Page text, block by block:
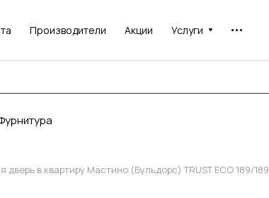
Производители Акции Услуги
дверь в квартиру Мастино (Бульдорс) TRUST ECO 189/189